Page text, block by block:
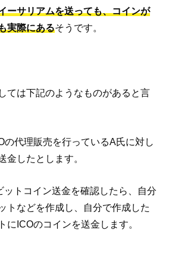
ーサリアムを送っても、コインが
実際にあるそうです。
ては下記のようなものがあると言
の代理販売を行っているA氏に対し
金したとします。
ットコイン送金を確認したら、自分
トなどを作成し、自分で作成した
にICOのコインを送金します。